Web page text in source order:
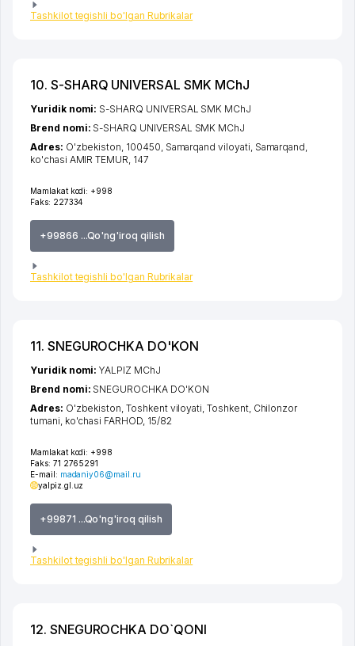
Tashkilot tegishli bo'lgan Rubrikalar
10. S-SHARQ UNIVERSAL SMK MChJ
Mamlakat kodi: +998
Faks: 227334
+99866 ...Qo'ng'iroq qilish
Tashkilot tegishli bo'lgan Rubrikalar
Yuridik nomi: S-SHARQ UNIVERSAL SMK MChJ
Brend nomi: S-SHARQ UNIVERSAL SMK MChJ
Adres: O'zbekiston, 100450, Samarqand viloyati Samarqand
ko'chasi AMIR TEMUR , 147
11. SNEGUROCHKA DO'KON
Mamlakat kodi: +998
Faks: 71 2765291
E-mail: madaniy06@mail.ru
yalpiz.gl.uz
+99871 ...Qo'ng'iroq qilish
Tashkilot tegishli bo'lgan Rubrikalar
Yuridik nomi:YALPIZ MChJ
Brend nomi: SNEGUROCHKA DO'KON
Adres: O'zbekiston,Toshkent viloyati,Toshkent, Chilonzor
tumani, ko'chasi FARHOD, 15/82
12. SNEGUROCHKA DO`QONI